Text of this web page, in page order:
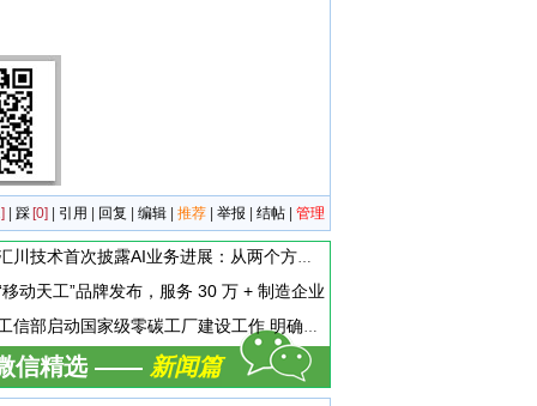
踩 [0] 引用 回复 编辑 推荐 举报 结帖 管理
汇川技术首次披露AI业务进展：从两个方面推动“AI业务化”落地
移动天工”品牌发布，服务 30 万 + 制造企业
工信部启动国家级零碳工厂建设工作 明确六方面申报条件
信精选 —— 新闻篇